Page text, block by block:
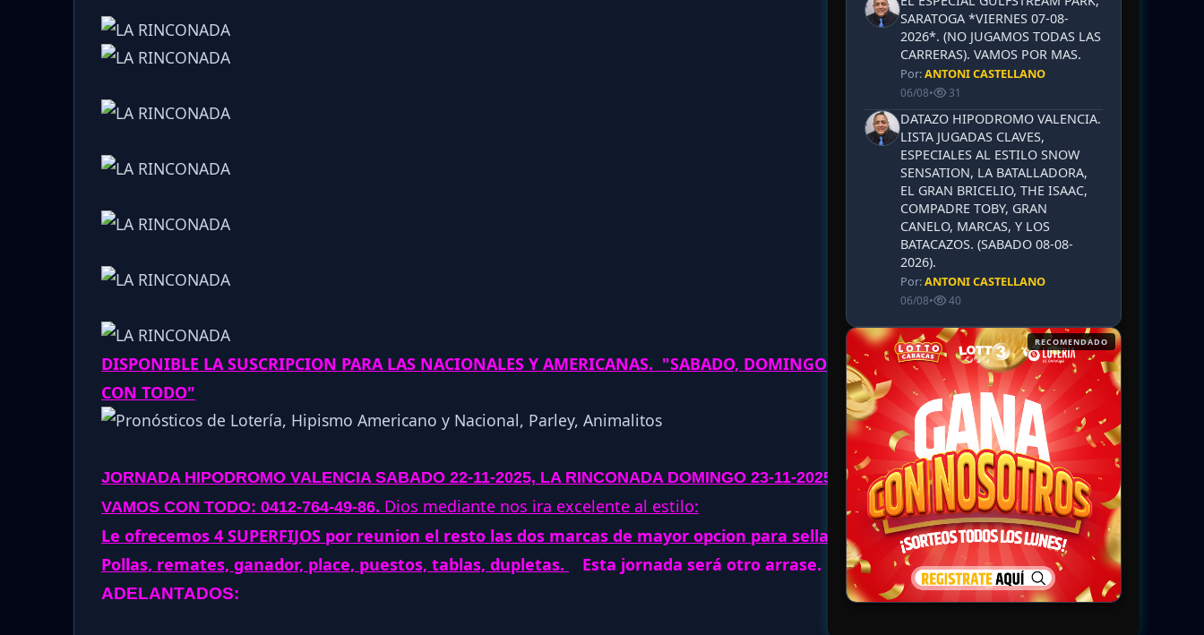
DISPONIBLE LA SUSCRIPCION PARA LAS NACIONALES Y AMERICANAS. "SABADO, DOMINGO
CON TODO"
JORNADA HIPODROMO VALENCIA SABADO 22-11-2025, LA RINCONADA DOMINGO 23-11-2025
VAMOS CON TODO: 0412-764-49-86. Dios mediante nos ira excelente al estilo:
Le ofrecemos 4 SUPERFIJOS por reunion el resto las dos marcas de mayor opcion para sellar:
Pollas, remates, ganador, place, puestos, tablas, dupletas.
Esta jornada será otro arrase.
ADELANTADOS:
SARATOGA *VIERNES 07-08-
2026*. (NO JUGAMOS TODAS LAS
CARRERAS). VAMOS POR MAS.
Por:ANTONI CASTELLANO
06/08• 31
DATAZO HIPODROMO VALENCIA.
LISTA JUGADAS CLAVES,
ESPECIALES AL ESTILO SNOW
SENSATION, LA BATALLADORA,
EL GRAN BRICELIO, THE ISAAC,
COMPADRE TOBY, GRAN
CANELO, MARCAS, Y LOS
BATACAZOS. (SABADO 08-08-
2026).
Por:ANTONI CASTELLANO
06/08• 40
RECOMENDADO